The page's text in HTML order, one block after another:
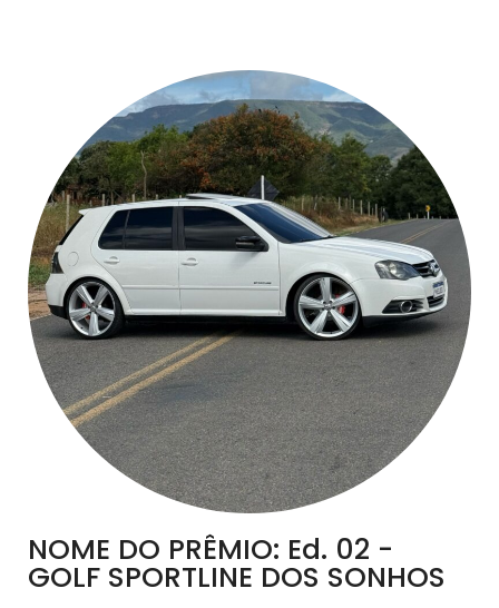
NOME DO PRÊMIO: Ed. 02 -
GOLF SPORTLINE DOS SONHOS